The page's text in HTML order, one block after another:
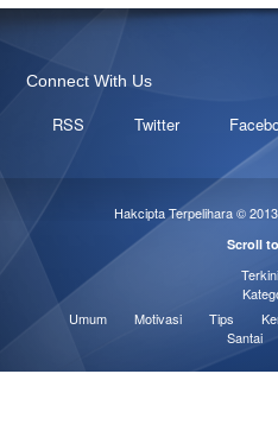
Connect With Us
RSS Twitter
Hakcipta Terpelihara © 2013
Scroll
Terkini
Umum
Motivasi Tips
Santai